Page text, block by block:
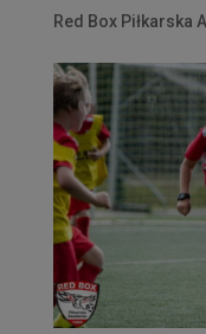
Red Box Piłkarska